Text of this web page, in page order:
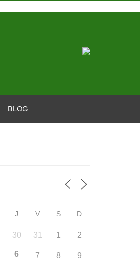
BLOG
J V S D
30 31 1 2
6 7 8 9